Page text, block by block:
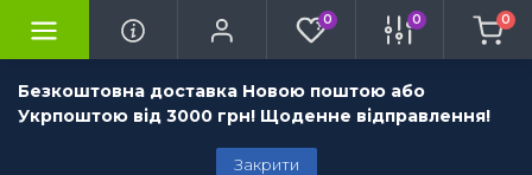
Безкоштовна доставка Новою поштою або
Укрпоштою від 3000 грн! Щоденне відправлення!
Закрити
0 0 0